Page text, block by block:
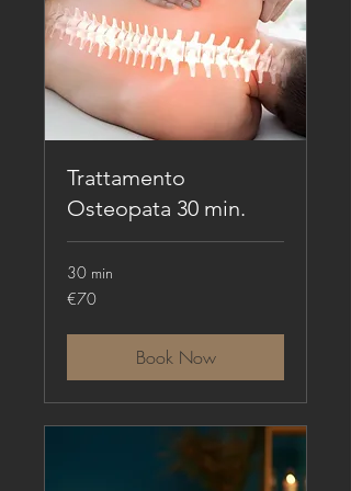
Trattamento
Osteopata 30 min.
30 min
70
euros
€70
Book Now